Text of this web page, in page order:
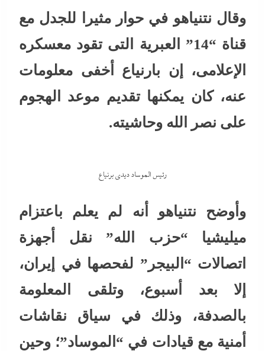
وقال نتنياهو في حوار مثيرا للجدل مع
قناة “14” العبرية التى تقود معسكره
الإعلامى، إن بارنياع أخفى معلومات
عنه، كان يمكنها تقديم موعد الهجوم
على نصر الله وحاشيته.
رئيس الموساد ديدى برنياع
وأوضح نتنياهو أنه لم يعلم باعتزام
ميليشيا “حزب الله” نقل أجهزة
اتصالات “البيجر” لفحصها في إيران،
إلا بعد أسبوع، وتلقى المعلومة
بالصدفة، وذلك في سياق نقاشات
أمنية مع قيادات في “الموساد”؛ وحين